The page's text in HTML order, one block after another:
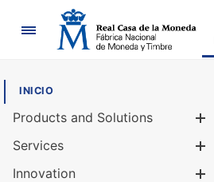
Navigation
INICIO
Products and Solutions
Services
Innovation